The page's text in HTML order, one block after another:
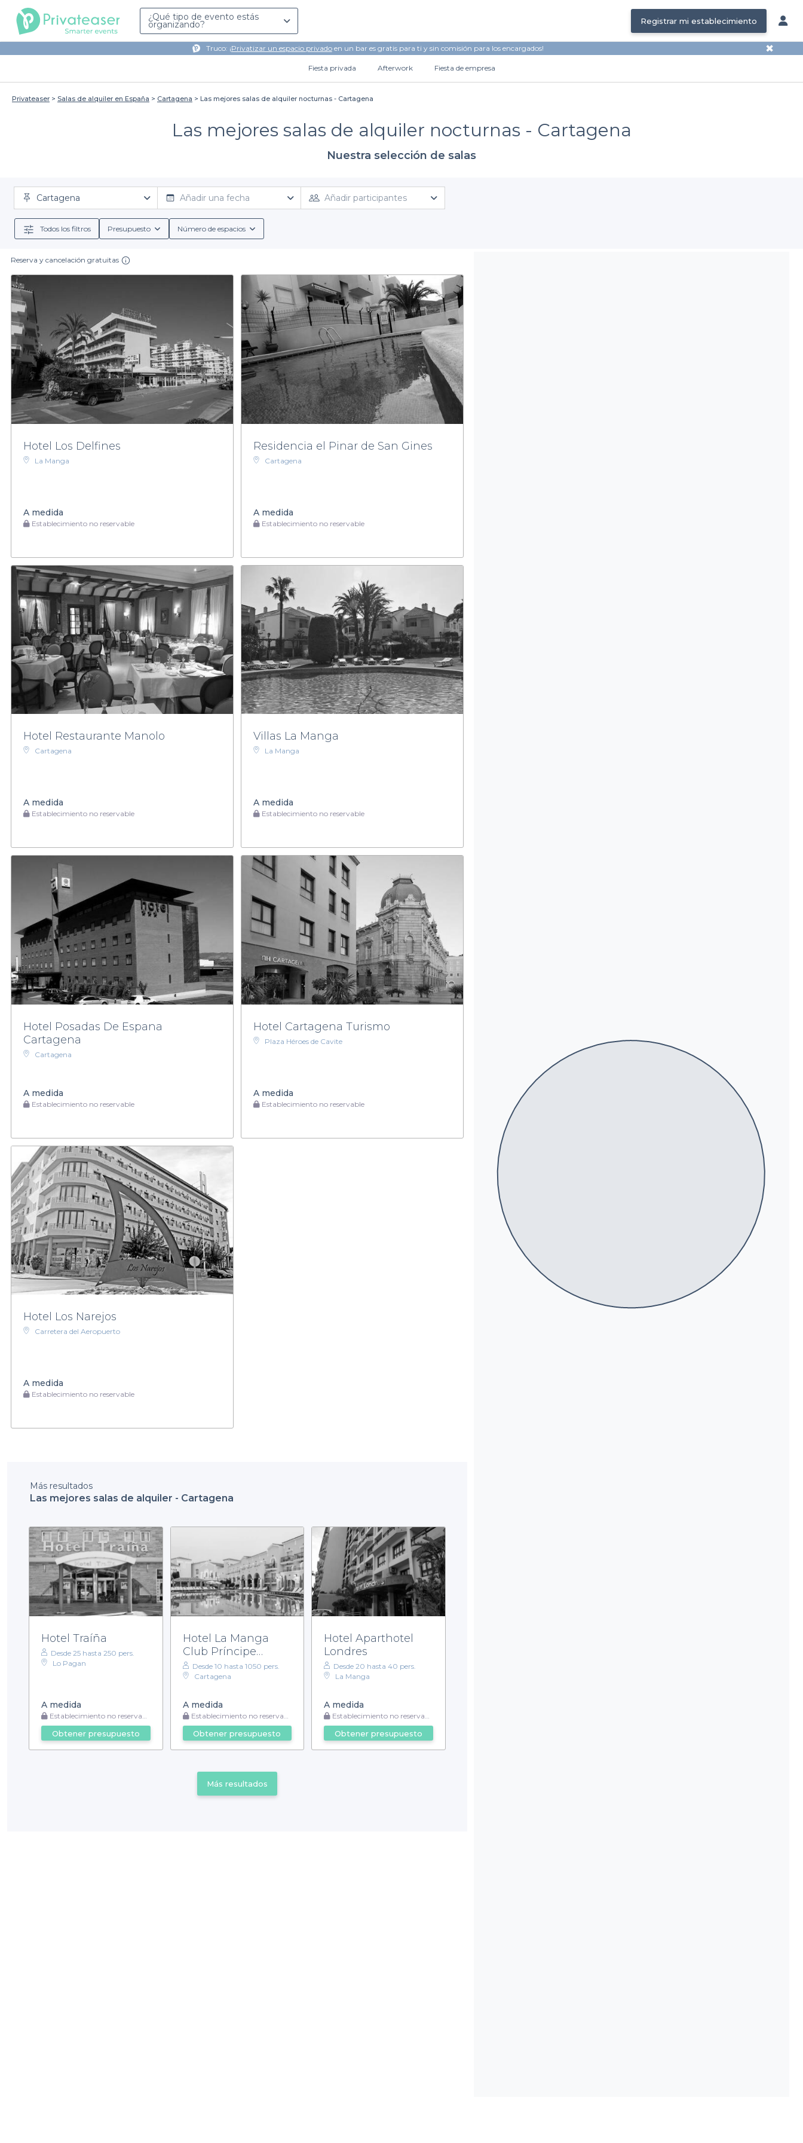
¿Qué tipo de evento estás
organizando? Registrar mi establecimiento
Truco: ¡Privatizar un espacio privadoen un bar es gratis para ti y sin comisión para los encargados! ✖
Fiesta privada Afterwork Fiesta de empresa
Privateaser Salas de alquiler en España Cartagena Las mejores salas de alquiler nocturnas - Cartagena
Las mejores salas de alquiler nocturnas - Cartagena
Nuestra selección de salas
Cartagena Añadir una fecha Añadir participantes
Todos los filtros Presupuesto Número de espacios
Reserva y cancelación gratuitas
Hotel Los Delfines
La Manga
A medida
Establecimiento no reservable
Residencia el Pinar de San Gines
Cartagena
A medida
Establecimiento no reservable
Hotel Restaurante Manolo
Cartagena
A medida
Establecimiento no reservable
Villas La Manga
La Manga
A medida
Establecimiento no reservable
Hotel Posadas De Espana
Cartagena
Cartagena
A medida
Establecimiento no reservable
Hotel Cartagena Turismo
Plaza Héroes de Cavite
A medida
Establecimiento no reservable
Hotel Los Narejos
Carretera del Aeropuerto
A medida
Establecimiento no reservable
Más resultados
Las mejores salas de alquiler - Cartagena
Hotel Traíña
Desde 25 hasta 250 pers.
Lo Pagan
A medida
Establecimiento no reservable
Obtener presupuesto
Hotel La Manga
Club Príncipe
Felipe
Desde 10 hasta 1050 pers.
Cartagena
A medida
Establecimiento no reservable
Obtener presupuesto
Hotel Aparthotel
Londres
Desde 20 hasta 40 pers.
La Manga
A medida
Establecimiento no reservable
Obtener presupuesto
Más resultados